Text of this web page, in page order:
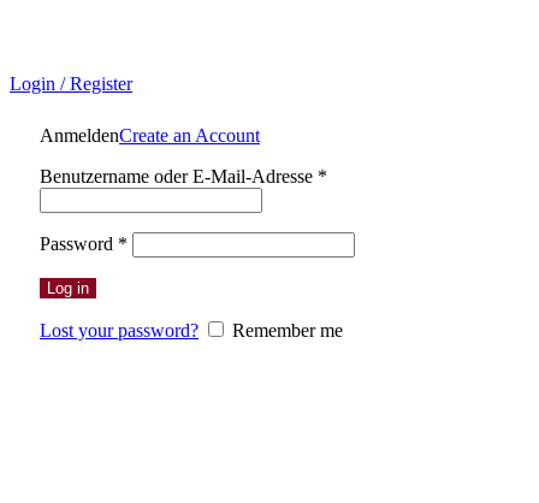
Login / Register
AnmeldenCreate an Account
Benutzername oder E-Mail-Adresse *
Password *
Log in
Lost your password? Remember me